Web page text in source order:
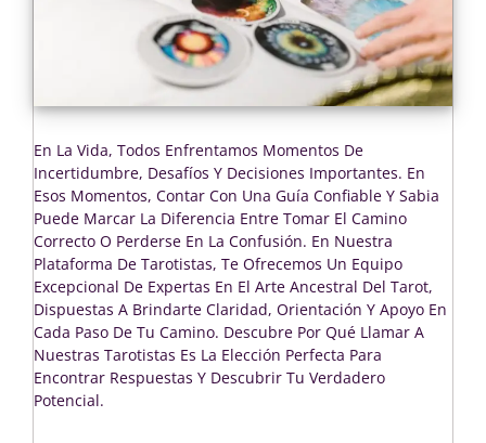
En La Vida, Todos Enfrentamos Momentos De
Incertidumbre, Desafíos Y Decisiones Importantes. En
Esos Momentos, Contar Con Una Guía Confiable Y Sabia
Puede Marcar La Diferencia Entre Tomar El Camino
Correcto O Perderse En La Confusión. En Nuestra
Plataforma De Tarotistas, Te Ofrecemos Un Equipo
Excepcional De Expertas En El Arte Ancestral Del Tarot,
Dispuestas A Brindarte Claridad, Orientación Y Apoyo En
Cada Paso De Tu Camino. Descubre Por Qué Llamar A
Nuestras Tarotistas Es La Elección Perfecta Para
Encontrar Respuestas Y Descubrir Tu Verdadero
Potencial.